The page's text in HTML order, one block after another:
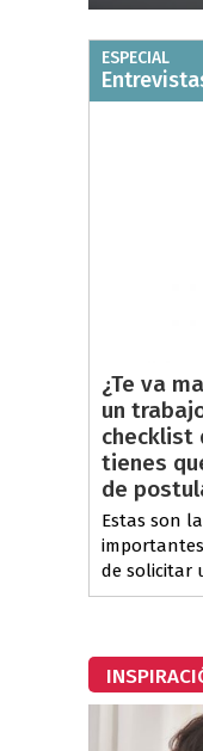
ESPECIAL
¿Te va
un
checklist
tienes
de
Estas son
de solicitar